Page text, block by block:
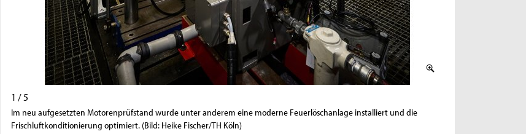
1 / 5
Im neu aufgesetzten Motorenprüfstand wurde unter anderem eine moderne Feuerlöschanlage installiert und die
Frischluftkonditionierung optimiert. (Bild: Heike Fischer/TH Köln)